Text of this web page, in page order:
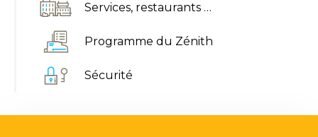
Services, restaurants …
Programme du Zénith
Sécurité